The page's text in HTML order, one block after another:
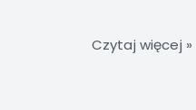
Czytaj więcej »